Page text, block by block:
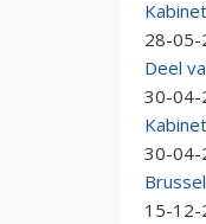
28-05-
Deel
30-04-
30-04-
15-12-